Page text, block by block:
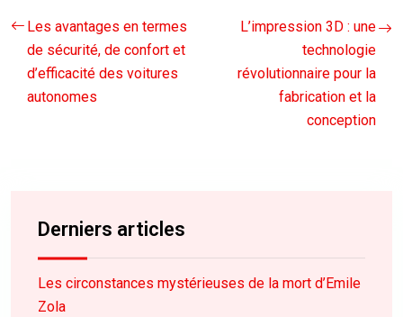
Les avantages en termes
de sécurité, de confort et
d’efficacité des voitures
autonomes
L’impression 3D : une
technologie
révolutionnaire pour la
fabrication et la
conception
Derniers articles
Les circonstances mystérieuses de la mort d’Emile
Zola